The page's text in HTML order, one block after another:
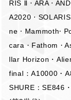
RIS Ⅱ ⋅ ARA ⋅
A2020 ⋅
ne ⋅ Mammoth⋅
cara ⋅ Fathom ⋅
llar Horizon・
final：A10000・
SHURE：SE846